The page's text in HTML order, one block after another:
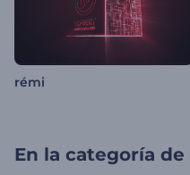
rémi
En la categoría de